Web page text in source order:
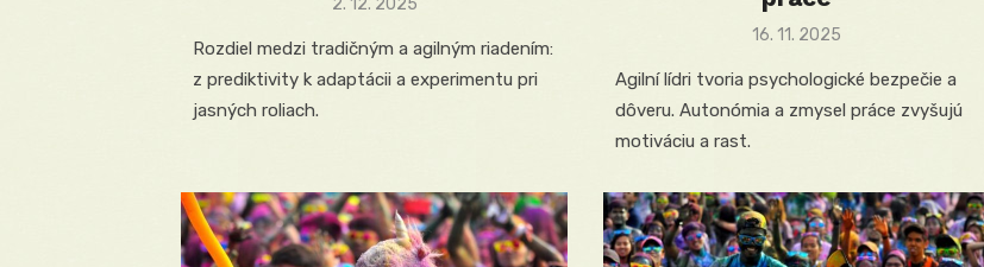
Posted
2. 12. 2025
Rozdiel medzi tradičným a agilným riadením:
z prediktivity k adaptácii a experimentu pri
jasných roliach.
Posted
16. 11. 2025
Agilní lídri tvoria psychologické bezpečie a
dôveru. Autonómia a zmysel práce zvyšujú
motiváciu a rast.